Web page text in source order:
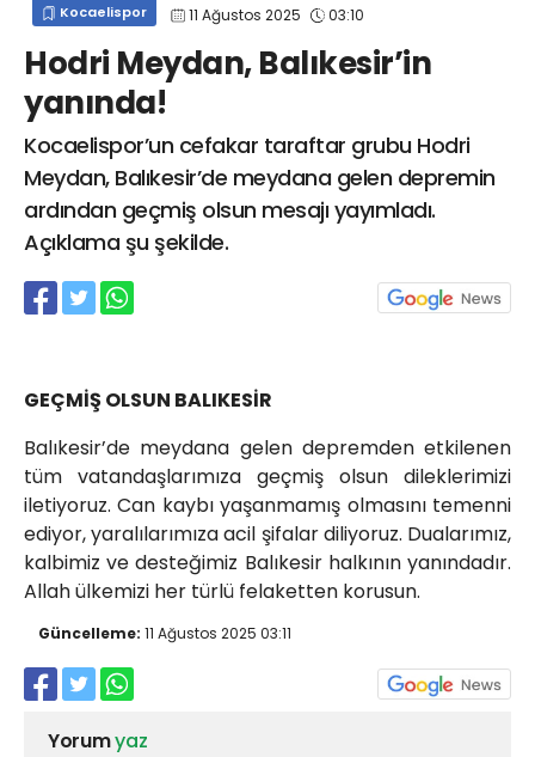
Kocaelispor 11 Ağustos 2025 03:10
Hodri Meydan, Balıkesir’in
yanında!
Kocaelispor’un cefakar taraftar grubu Hodri
Meydan, Balıkesir’de meydana gelen depremin
ardından geçmiş olsun mesajı yayımladı.
Açıklama şu şekilde.
GEÇMİŞ OLSUN BALIKESİR
Balıkesir’de meydana gelen depremden etkilenen
tüm vatandaşlarımıza geçmiş olsun dileklerimizi
iletiyoruz. Can kaybı yaşanmamış olmasını temenni
ediyor, yaralılarımıza acil şifalar diliyoruz. Dualarımız,
kalbimiz ve desteğimiz Balıkesir halkının yanındadır.
Allah ülkemizi her türlü felaketten korusun.
Güncelleme: 11 Ağustos 2025 03:11
Yorumyaz
info@spor41.com